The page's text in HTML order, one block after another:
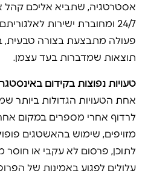
אסטרטגיה, שתביא אליכם קהל
24/7 ומחוברת ישירות
פעולה מתבצעת בצורה טבעית,
תוצאות שמדברות בעד עצמן.
טעויות נפוצות בקידום
אחת הטעויות הגדולות ביותר
לרדוף אחרי מספרים במקום אחר
מזויפים, שימוש בהאשטגים
לתוכן, פרסום לא עקבי או חוסר
עלולים לפגוע באמינות של